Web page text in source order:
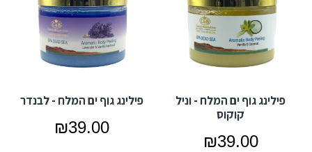
פילינג גוף ים המלח - וניל
קוקוס
₪39.00
פילינג גוף ים המלח - לבנדר
₪39.00